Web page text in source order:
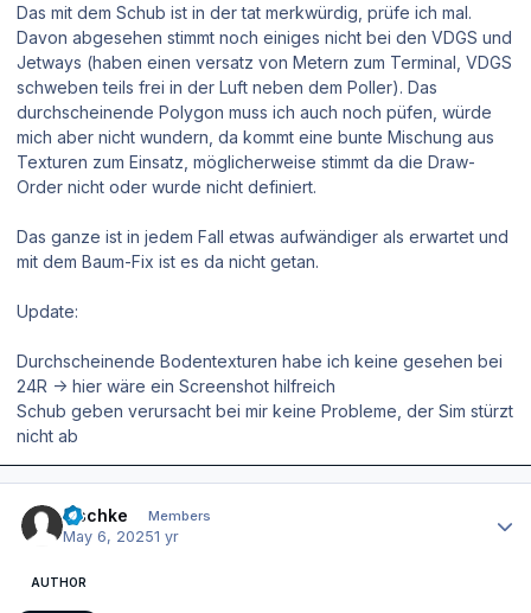
Das mit dem Schub ist in der tat merkwürdig, prüfe ich mal.
Davon abgesehen stimmt noch einiges nicht bei den VDGS und
Jetways (haben einen versatz von Metern zum Terminal, VDGS
schweben teils frei in der Luft neben dem Poller). Das
durchscheinende Polygon muss ich auch noch püfen, würde
mich aber nicht wundern, da kommt eine bunte Mischung aus
Texturen zum Einsatz, möglicherweise stimmt da die Draw-
Order nicht oder wurde nicht definiert.
Das ganze ist in jedem Fall etwas aufwändiger als erwartet und
mit dem Baum-Fix ist es da nicht getan.
Update:
Durchscheinende Bodentexturen habe ich keine gesehen bei
24R -> hier wäre ein Screenshot hilfreich
Schub geben verursacht bei mir keine Probleme, der Sim stürzt
nicht ab
zischke Members
May 6, 20251 yr
AUTHOR